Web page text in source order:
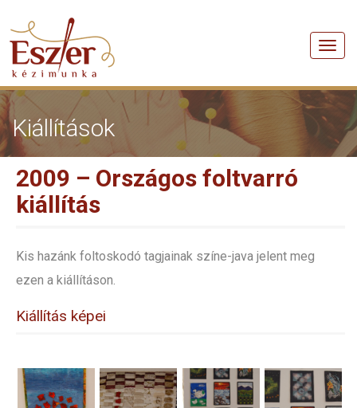
Menü
Kiállítások
2009 – Országos foltvarró
kiállítás
Kis hazánk foltoskodó tagjainak színe-java jelent meg
ezen a kiállításon.
Kiállítás képei